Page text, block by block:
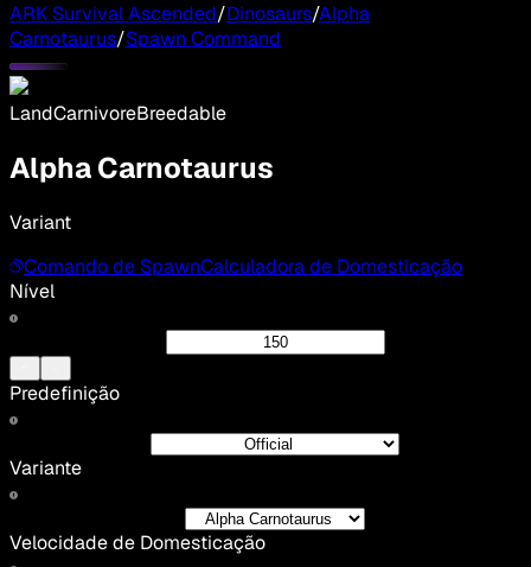
ARK Survival Ascended/Dinosaurs/Alpha
Carnotaurus/Spawn Command
LandCarnivoreBreedable
Alpha Carnotaurus
Variant
Comando de SpawnCalculadora de Domesticação
Nível
Predefinição
Variante
Velocidade de Domesticação